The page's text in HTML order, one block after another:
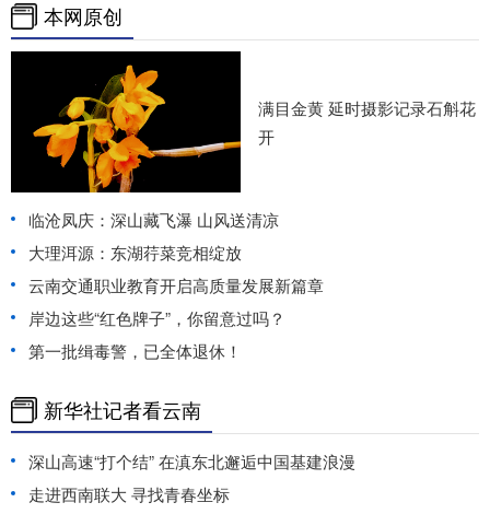
本网原创
满目金黄 延时摄影记录石斛花
开
临沧凤庆：深山藏飞瀑 山风送清凉
大理洱源：东湖荇菜竞相绽放
云南交通职业教育开启高质量发展新篇章
岸边这些“红色牌子”，你留意过吗？
第一批缉毒警，已全体退休！
新华社记者看云南
深山高速“打个结” 在滇东北邂逅中国基建浪漫
走进西南联大 寻找青春坐标